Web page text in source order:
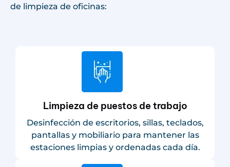
de limpieza de oficinas:
Limpieza de puestos de trabajo
Desinfección de escritorios, sillas, teclados,
pantallas y mobiliario para mantener las
estaciones limpias y ordenadas cada día.